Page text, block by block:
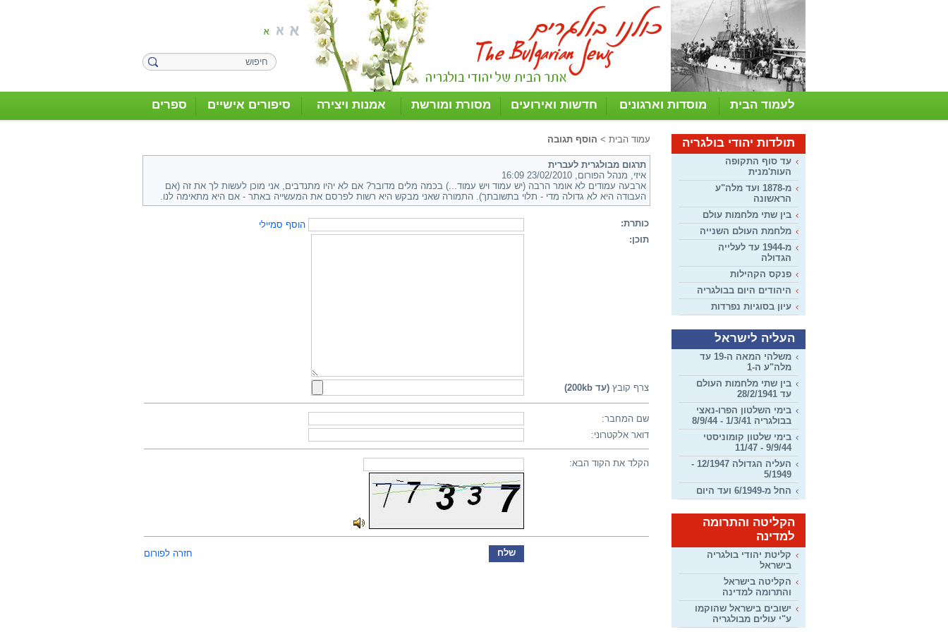
לעמוד הבית מוסדות וארגונים חדשות ואירועים מסורת ומורשת אמנות ויצירה סיפורים אישיים ספרים
תולדות יהודי בולגריה
עד סוף התקופה
העות'מנית
מ-1878 ועד מלה"ע
הראשונה
בין שתי מלחמות עולם
מלחמת העולם השנייה
מ-1944 עד לעלייה
הגדולה
פנקס הקהילות
היהודים היום בבולגריה
עיון בסוגיות נפרדות
העליה לישראל
משלהי המאה ה-19 עד
מלה"ע ה-1
בין שתי מלחמות העולם
עד 28/2/1941
בימי השלטון הפרו-נאצי
בבולגריה 1/3/41 - 8/9/44
בימי שלטון קומוניסטי
9/9/44 - 11/47
העליה הגדולה 12/1947 -
5/1949
החל מ-6/1949 ועד היום
הקליטה והתרומה
למדינה
קליטת יהודי בולגריה
בישראל
הקליטה בישראל
והתרומה למדינה
ישובים בישראל שהוקמו
ע"י עולים מבולגריה
עמוד הבית > הוסף תגובה
תרגום מבולגרית לעברית
איזי, מנהל הפורום, 23/02/2010 16:09
ארבעה עמודים לא אומר הרבה (יש עמוד ויש עמוד...) בכמה מלים מדובר? אם לא יהיו מתנדבים, אני מוכן לעשות לך את זה (אם
העבודה היא לא גדולה מדי - תלוי בתשובתך). התמורה שאני מבקש היא רשות לפרסם את המעשייה באתר - אם היא מתאימה לנו.
כותרת:
הוסף סמיילי
תוכן:
צרף קובץ (עד 200kb)
שם המחבר:
דואר אלקטרוני:
הקלד את הקוד הבא:
חזרה לפורום